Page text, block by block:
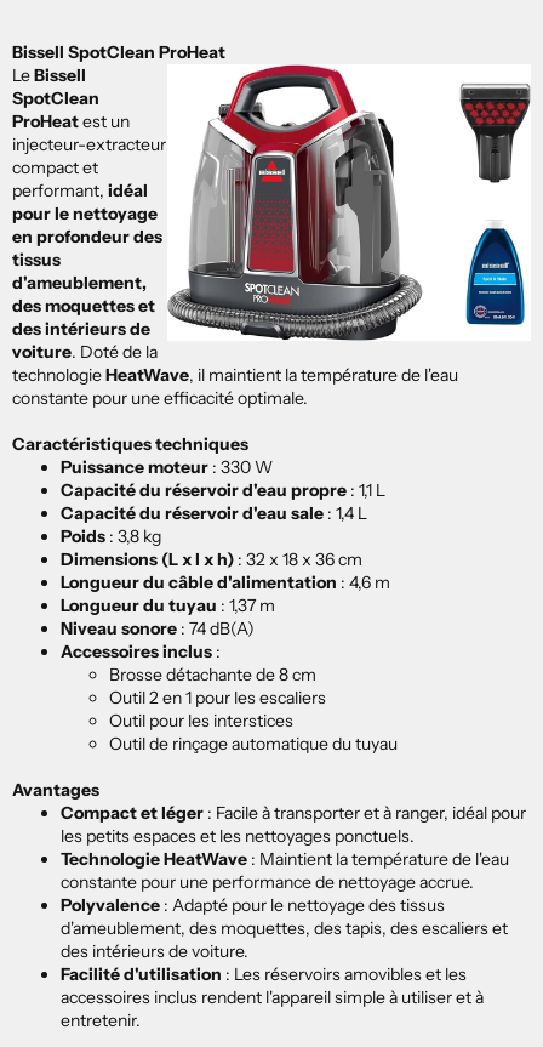
Bissell SpotClean ProHeat
LeBissell
SpotClean
ProHeatest un
injecteur-extracteur
compact et
performant, idéal
pour le nettoyage
en profondeur des
tissus
d'ameublement,
des moquettes et
des intérieurs de
voiture. Doté de la
technologieHeatWave, il maintient la température de l'eau
constante pour une efficacité optimale.
Caractéristiques techniques
Puissance moteur : 330 W
Capacité du réservoir d'eau propre : 1,1 L
Capacité du réservoir d'eau sale : 1,4 L
Poids : 3,8 kg
Dimensions (L x l x h) : 32 x 18 x 36 cm
Longueur du câble d'alimentation : 4,6 m
Longueur du tuyau : 1,37 m
Niveau sonore : 74 dB(A)
Accessoires inclus :
Brosse détachante de 8 cm
Outil 2 en 1 pour les escaliers
Outil pour les interstices
Outil de rinçage automatique du tuyau
Avantages
Compact et léger : Facile à transporter et à ranger, idéal pour
les petits espaces et les nettoyages ponctuels.
Technologie HeatWave : Maintient la température de l'eau
constante pour une performance de nettoyage accrue.
Polyvalence : Adapté pour le nettoyage des tissus
d'ameublement, des moquettes, des tapis, des escaliers et
des intérieurs de voiture.
Facilité d'utilisation : Les réservoirs amovibles et les
accessoires inclus rendent l'appareil simple à utiliser et à
entretenir.